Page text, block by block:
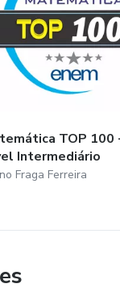
TOP 100
Intermediário
Fraga Ferreira